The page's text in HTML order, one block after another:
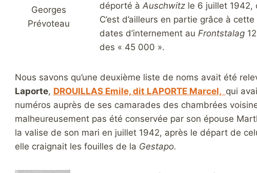
Georges
Prévoteau
déporté à Auschwitzle 6 juillet 1942,
C’est d’ailleurs en partie grâce à
dates d’internement au Frontstalag
des « 45 000 ».
Nous savons qu’une deuxième liste de noms avait été
Laporte, DROUILLAS Emile, dit LAPORTE Marcel, qui
numéros auprès de ses camarades des chambrées
malheureusement pas été conservée par son épouse
la valise de son mari en juillet 1942, après le départ de
elle craignait les fouilles de la Gestapo.